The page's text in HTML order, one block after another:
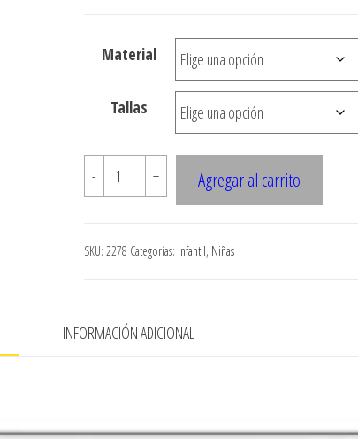
$3.000
hasta
$7.900
Material
Tallas
-
2278
FALDA
NINA
cantidad
+ Agregar al carrito
SKU: 2278 Categorías: Infantil, Niñas
INFORMACIÓN ADICIONAL